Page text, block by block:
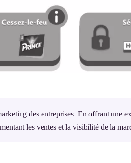
des entreprises. En offrant une
les ventes et la visibilité de la